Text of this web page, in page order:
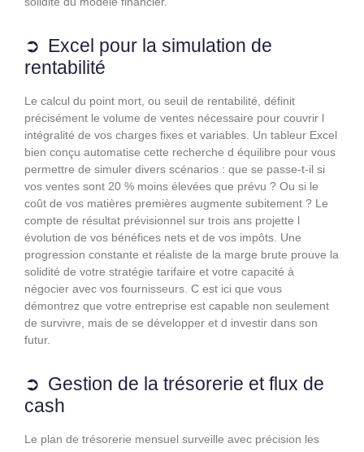
Excel pour la simulation de
rentabilité
Le calcul du point mort, ou seuil de rentabilité, définit
précisément le volume de ventes nécessaire pour couvrir l
intégralité de vos charges fixes et variables. Un tableur Excel
bien conçu automatise cette recherche d équilibre pour vous
permettre de simuler divers scénarios : que se passe-t-il si
vos ventes sont 20 % moins élevées que prévu ? Ou si le
coût de vos matières premières augmente subitement ? Le
compte de résultat prévisionnel sur trois ans projette l
évolution de vos bénéfices nets et de vos impôts. Une
progression constante et réaliste de la marge brute prouve la
solidité de votre stratégie tarifaire et votre capacité à
négocier avec vos fournisseurs. C est ici que vous
démontrez que votre entreprise est capable non seulement
de survivre, mais de se développer et d investir dans son
futur.
Gestion de la trésorerie et flux de
cash
Le plan de trésorerie mensuel surveille avec précision les